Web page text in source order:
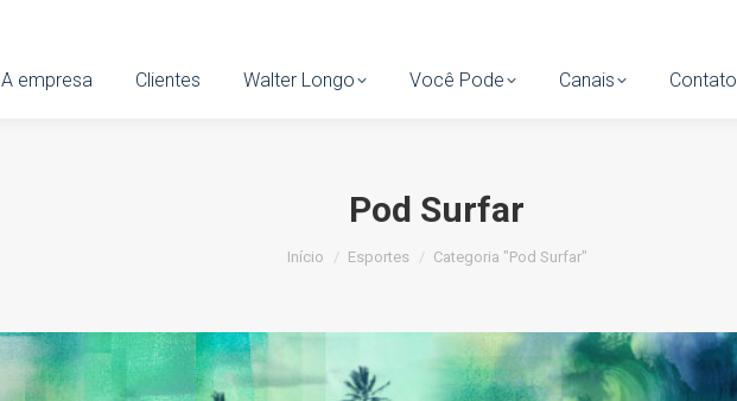
A empresa Clientes Walter Longo Você Pode Canais Contato
Pod Surfar
Você está aqui:
Início Esportes Categoria "Pod Surfar"
A empresa Clientes Walter Longo Você Pode Canais Contato